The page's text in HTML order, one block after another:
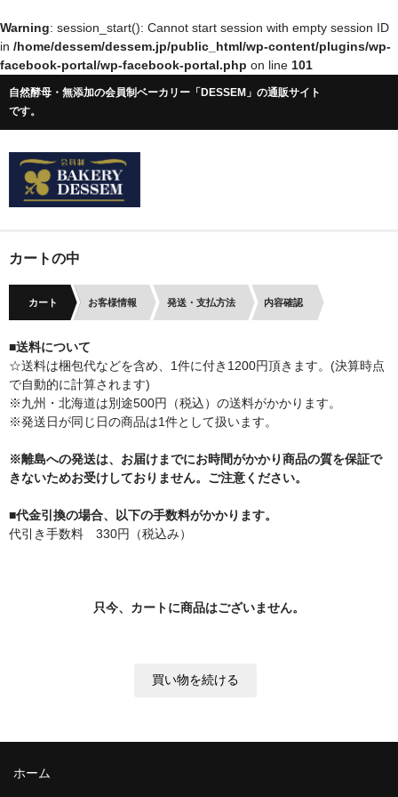
Warning: session_start(): Cannot start session with empty session ID
in /home/dessem/dessem.jp/public_html/wp-content/plugins/wp-
facebook-portal/wp-facebook-portal.php on line 101
自然酵母・無添加の会員制ベーカリー「DESSEM」の通販サイト
です。
カートの中
カート お客様情報 発送・支払方法 内容確認
■送料について
☆送料は梱包代などを含め、1件に付き1200円頂きます。(決算時点
で自動的に計算されます)
※九州・北海道は別途500円（税込）の送料がかかります。
※発送日が同じ日の商品は1件として扱います。
※離島への発送は、お届けまでにお時間がかかり商品の質を保証で
きないためお受けしておりません。ご注意ください。
■代金引換の場合、以下の手数料がかかります。
代引き手数料 330円（税込み）
只今、カートに商品はございません。
ホーム